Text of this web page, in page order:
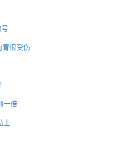
很受伤
一倍
士